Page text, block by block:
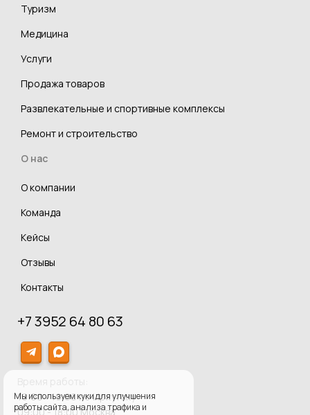
Туризм
Медицина
Услуги
Продажа товаров
Развлекательные и спортивные комплексы
Ремонт и строительство
О нас
О компании
Команда
Кейсы
Отзывы
Контакты
+7 3952 64 80 63
10:00 - 19:00 по Иркутску
09:00 - 18:00 Москва
Мы используем куки для улучшения
работы сайта, анализа трафика и